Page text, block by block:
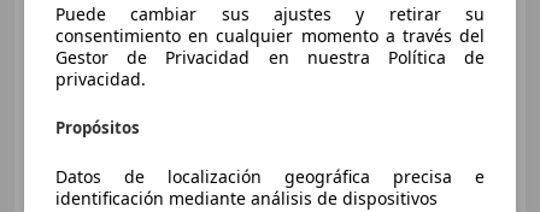
Súper oferta
05/2022 44.500 km Gasolina 110 kW (150 CV)
FLEXICAR TERRASSA-CENTRO
ES-08223 Terrassa
Puede cambiar sus ajustes y retirar su
consentimiento en cualquier momento a través del
Gestor de Privacidad en nuestra Política de
privacidad.
Propósitos
Datos de localización geográfica precisa e
identificación mediante análisis de dispositivos